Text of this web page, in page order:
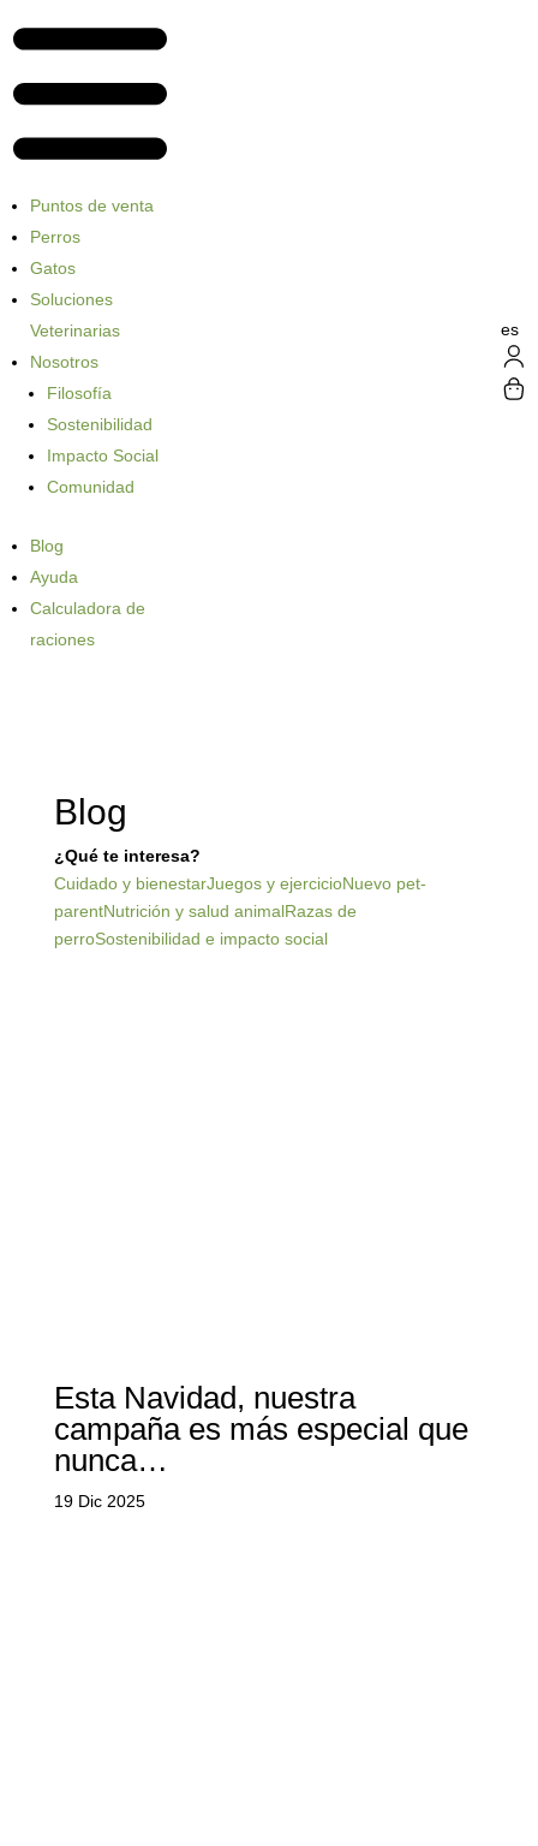
Puntos de venta
Perros
Gatos
Soluciones
Veterinarias
Nosotros
Filosofía
Sostenibilidad
Impacto Social
Comunidad
Blog
Ayuda
Calculadora de
raciones
es
Blog
¿Qué te interesa?
Cuidado y bienestarJuegos y ejercicioNuevo pet-
parentNutrición y salud animalRazas de
perroSostenibilidad e impacto social
Esta Navidad, nuestra
campaña es más especial que
nunca…
19 Dic 2025